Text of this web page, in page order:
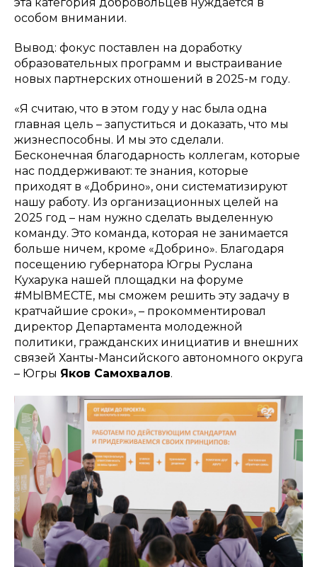
особом внимании.
Вывод: фокус поставлен на доработку
образовательных программ и выстраивание
новых партнерских отношений в 2025-м году.
«Я считаю, что в этом году у нас была одна
главная цель – запуститься и доказать, что мы
жизнеспособны. И мы это сделали.
Бесконечная благодарность коллегам, которые
нас поддерживают: те знания, которые
приходят в «Добрино», они систематизируют
нашу работу. Из организационных целей на
2025 год – нам нужно сделать выделенную
команду. Это команда, которая не занимается
больше ничем, кроме «Добрино». Благодаря
посещению губернатора Югры Руслана
Кухарука нашей площадки на форуме
#МЫВМЕСТЕ, мы сможем решить эту задачу в
кратчайшие сроки», – прокомментировал
директор Департамента молодежной
политики, гражданских инициатив и внешних
связей Ханты-Мансийского автономного округа
– Югры Яков Самохвалов.